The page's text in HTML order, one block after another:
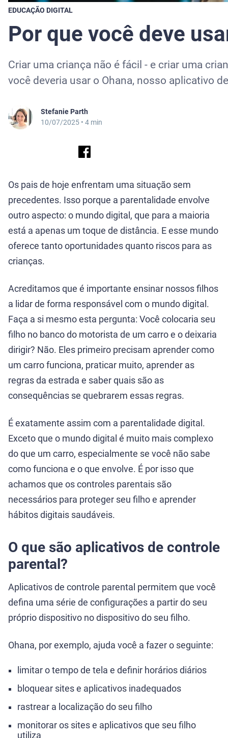
EDUCAÇÃO DIGITAL
Por que você deve
Criar uma criança não é fácil - e criar uma
você deveria usar o Ohana, nosso aplicativo
Stefanie Parth
10/07/2025 • 4 min
Os pais de hoje enfrentam uma situação sem
precedentes. Isso porque a parentalidade envolve
outro aspecto: o mundo digital, que para a maioria
está a apenas um toque de distância. E esse mundo
oferece tanto oportunidades quanto riscos para as
crianças.
Acreditamos que é importante ensinar nossos filhos
a lidar de forma responsável com o mundo digital.
Faça a si mesmo esta pergunta: Você colocaria seu
filho no banco do motorista de um carro e o deixaria
dirigir? Não. Eles primeiro precisam aprender como
um carro funciona, praticar muito, aprender as
regras da estrada e saber quais são as
consequências se quebrarem essas regras.
É exatamente assim com a parentalidade digital.
Exceto que o mundo digital é muito mais complexo
do que um carro, especialmente se você não sabe
como funciona e o que envolve. É por isso que
achamos que os controles parentais são
necessários para proteger seu filho e aprender
hábitos digitais saudáveis.
O que são aplicativos de controle
parental?
Aplicativos de controle parental permitem que você
defina uma série de configurações a partir do seu
próprio dispositivo no dispositivo do seu filho.
Ohana, por exemplo, ajuda você a fazer o seguinte:
limitar o tempo de tela e definir horários diários
bloquear sites e aplicativos inadequados
rastrear a localização do seu filho
monitorar os sites e aplicativos que seu filho
utiliza